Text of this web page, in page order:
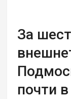
За
почти